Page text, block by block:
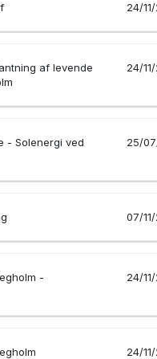
24/
af levende
24/
- Solenergi ved
25/
07/
-
24/
24/